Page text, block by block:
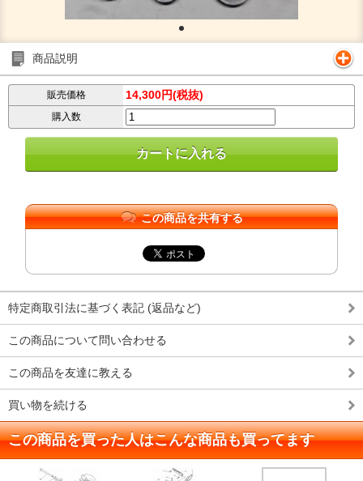
商品説明
販売価格 14,300円(税抜)
購入数
この商品を共有する
特定商取引法に基づく表記 (返品など)
この商品について問い合わせる
この商品を友達に教える
買い物を続ける
この商品を買った人はこんな商品も買ってます